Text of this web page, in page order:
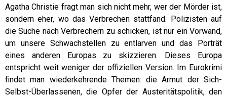
Agatha Christie fragt man sich nicht mehr, wer der Mörder ist,
sondern eher, wo das Verbrechen stattfand. Polizisten auf
die Suche nach Verbrechern zu schicken, ist nur ein Vorwand,
um unsere Schwachstellen zu entlarven und das Porträt
eines anderen Europas zu skizzieren. Dieses Europa
entspricht weit weniger der offiziellen Version. Im Eurokrimi
findet man wiederkehrende Themen: die Armut der Sich-
Selbst-Überlassenen, die Opfer der Austeritätspolitik, den